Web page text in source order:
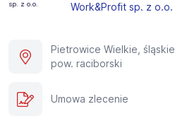
Work&Profit sp. z o.o.
Pietrowice Wielkie, śląskie
pow. raciborski
Umowa zlecenie